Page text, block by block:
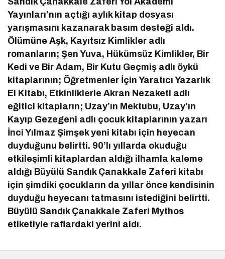
Yayınları’nın açtığı aylık kitap dosyası
yarışmasını kazanarak basım desteği aldı.
Ölümüne Aşk, Kayıtsız Kimlikler adlı
romanların; Şen Yuva, Hükümsüz Kimlikler, Bir
Kedi ve Bir Adam, Bir Kutu Geçmiş adlı öykü
kitaplarının; Öğretmenler İçin Yaratıcı Yazarlık
El Kitabı, Etkinliklerle Akran Nezaketi adlı
eğitici kitapların; Uzay’ın Mektubu, Uzay’ın
Kayıp Gezegeni adlı çocuk kitaplarının yazarı
İnci Yılmaz Şimşek yeni kitabı için heyecan
duyduğunu belirtti. 90’lı yıllarda okuduğu
etkileşimli kitaplardan aldığı ilhamla kaleme
aldığı Büyülü Sandık Çanakkale Zaferi kitabı
için şimdiki çocukların da yıllar önce kendisinin
duyduğu heyecanı tatmasını istediğini belirtti.
Büyülü Sandık Çanakkale Zaferi Mythos
etiketiyle raflardaki yerini aldı.